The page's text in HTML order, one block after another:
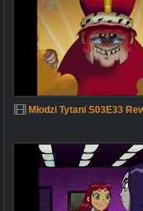
Młodzi Tytani S03E33